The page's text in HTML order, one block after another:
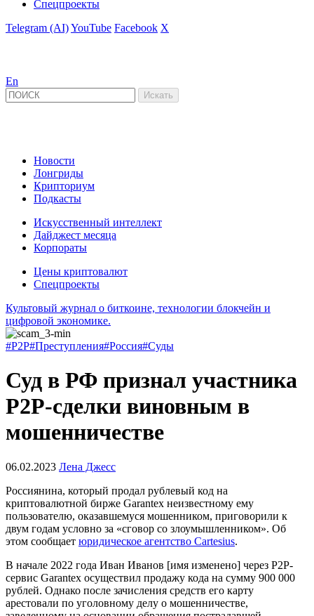
Спецпроекты
Telegram (AI)YouTube Facebook X
En
Новости
Лонгриды
Крипториум
Подкасты
Искусственный интеллект
Дайджест месяца
Корпораты
Цены криптовалют
Спецпроекты
Культовый журнал о биткоине, технологии блокчейн и
цифровой экономике.
#P2P#Преступления#Россия#Суды
Суд в РФ признал участника
P2P-сделки виновным в
мошенничестве
06.02.2023 Лена Джесс
Россиянина, который продал рублевый код на
криптовалютной бирже Garantex неизвестному ему
пользователю, оказавшемуся мошенником, приговорили к
двум годам условно за «сговор со злоумышленником». Об
этом сообщает юридическое агентство Cartesius.
В начале 2022 года Иван Иванов [имя изменено] через P2P-
сервис Garantex осуществил продажу кода на сумму 900 000
рублей. Однако после зачисления средств его карту
арестовали по уголовному делу о мошенничестве,